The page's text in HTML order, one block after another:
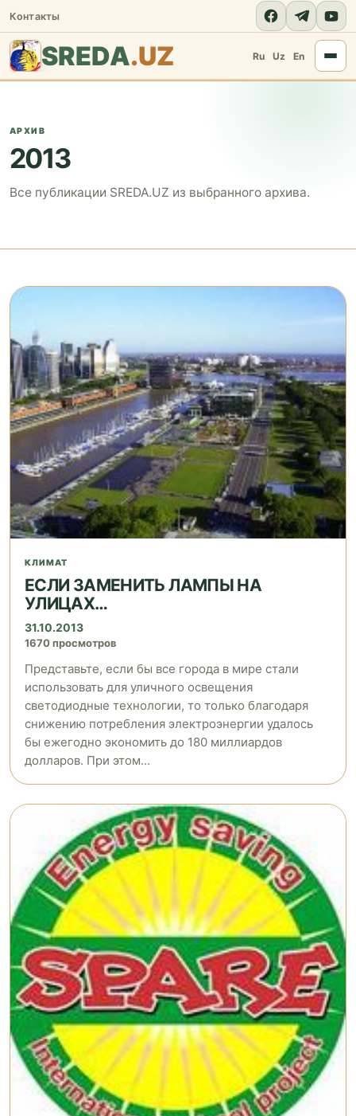
Контакты
SREDA.UZ Ru Uz En
АРХИВ
2013
Все публикации SREDA.UZ из выбранного архива.
КЛИМАТ
ЕСЛИ ЗАМЕНИТЬ ЛАМПЫ НА
УЛИЦАХ…
31.10.2013
1670 просмотров
Представьте, если бы все города в мире стали
использовать для уличного освещения
светодиодные технологии, то только благодаря
снижению потребления электроэнергии удалось
бы ежегодно экономить до 180 миллиардов
долларов. При этом...